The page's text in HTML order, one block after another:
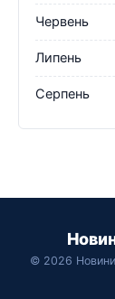
Червень
Липень
Серпень
© 2026 Новини